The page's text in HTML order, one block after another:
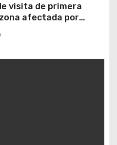
visita de primera
afectada por